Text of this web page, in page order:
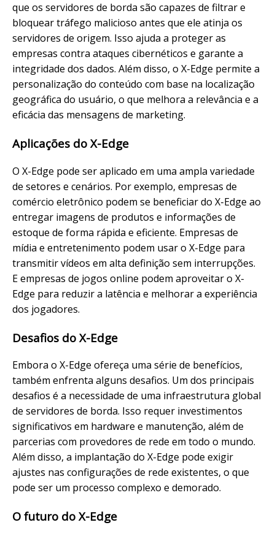
que os servidores de borda são capazes de filtrar e
bloquear tráfego malicioso antes que ele atinja os
servidores de origem. Isso ajuda a proteger as
empresas contra ataques cibernéticos e garante a
integridade dos dados. Além disso, o X-Edge permite a
personalização do conteúdo com base na localização
geográfica do usuário, o que melhora a relevância e a
eficácia das mensagens de marketing.
Aplicações do X-Edge
O X-Edge pode ser aplicado em uma ampla variedade
de setores e cenários. Por exemplo, empresas de
comércio eletrônico podem se beneficiar do X-Edge ao
entregar imagens de produtos e informações de
estoque de forma rápida e eficiente. Empresas de
mídia e entretenimento podem usar o X-Edge para
transmitir vídeos em alta definição sem interrupções.
E empresas de jogos online podem aproveitar o X-
Edge para reduzir a latência e melhorar a experiência
dos jogadores.
Desafios do X-Edge
Embora o X-Edge ofereça uma série de benefícios,
também enfrenta alguns desafios. Um dos principais
desafios é a necessidade de uma infraestrutura global
de servidores de borda. Isso requer investimentos
significativos em hardware e manutenção, além de
parcerias com provedores de rede em todo o mundo.
Além disso, a implantação do X-Edge pode exigir
ajustes nas configurações de rede existentes, o que
pode ser um processo complexo e demorado.
O futuro do X-Edge